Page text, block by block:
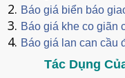
Báo giá biển báo
Báo giá khe co giãn
Báo giá lan can cầu
Tác Dụng